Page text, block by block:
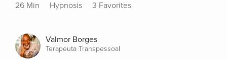
26 Min Hypnosis 3 Favorites
Valmor Borges
Terapeuta Transpessoal